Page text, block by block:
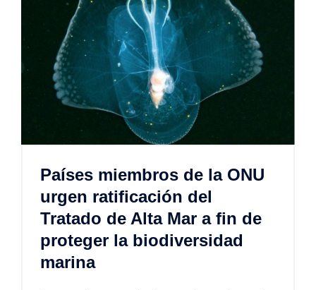
Países miembros de la ONU
urgen ratificación del
Tratado de Alta Mar a fin de
proteger la biodiversidad
marina